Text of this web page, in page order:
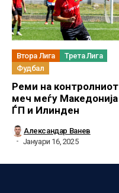
Втора Лига
Трета Лига
Фудбал
Реми на контролниот
меч меѓу Македонија
ЃП и Илинден
Александар Ванев
Јануари 16, 2025